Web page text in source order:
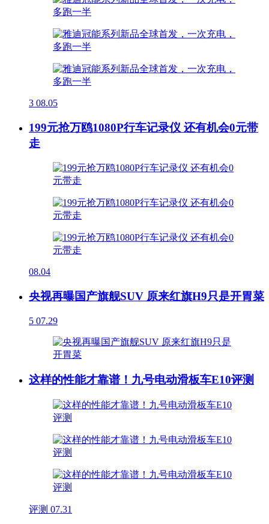
3 08.05
199元抢万鸥1080P行车记录仪 还有机会0元带
走
08.04
央视再曝国产旗舰SUV 原来红旗H9只是开胃菜
5 07.29
这样的性能才靠谱！九号电动滑板车E10评测
评测 07.31